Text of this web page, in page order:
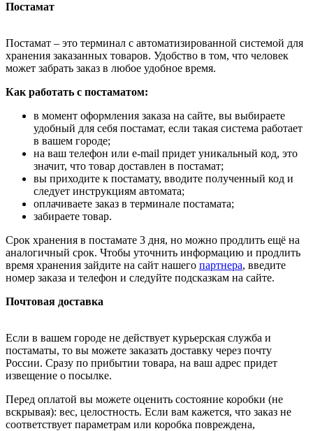
Постамат
Постамат – это терминал с автоматизированной системой для
хранения заказанных товаров. Удобство в том, что человек
может забрать заказ в любое удобное время.
Как работать с постаматом:
в момент оформления заказа на сайте, вы выбираете
удобный для себя постамат, если такая система работает
в вашем городе;
на ваш телефон или e-mail придет уникальный код, это
значит, что товар доставлен в постамат;
вы приходите к постамату, вводите полученный код и
следует инструкциям автомата;
оплачиваете заказ в терминале постамата;
забираете товар.
Срок хранения в постамате 3 дня, но можно продлить ещё на
аналогичный срок. Чтобы уточнить информацию и продлить
время хранения зайдите на сайт нашего партнера, введите
номер заказа и телефон и следуйте подсказкам на сайте.
Почтовая доставка
Если в вашем городе не действует курьерская служба и
постаматы, то вы можете заказать доставку через почту
России. Сразу по прибытии товара, на ваш адрес придет
извещение о посылке.
Перед оплатой вы можете оценить состояние коробки (не
вскрывая): вес, целостность. Если вам кажется, что заказ не
соответствует параметрам или коробка повреждена,